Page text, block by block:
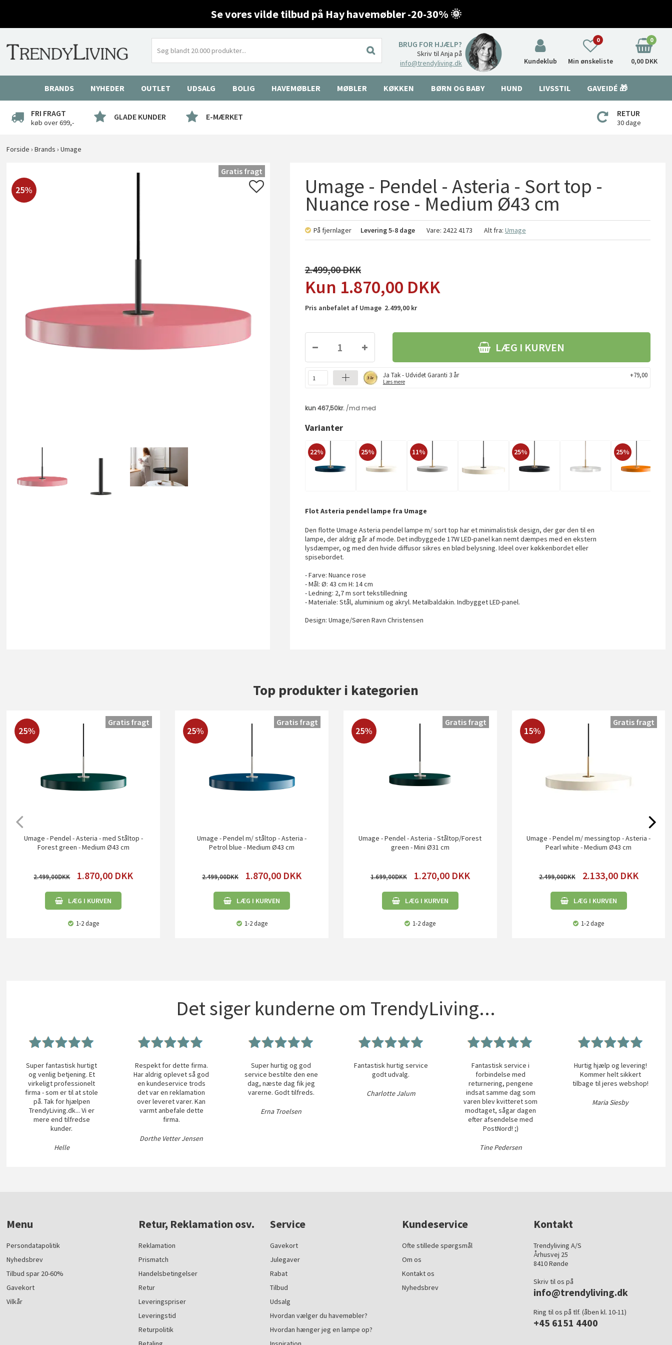
Se vores vilde tilbud på Hay havemøbler -20-30% 🌞
BRUG FOR HJÆLP?
Skriv til Anja på
info@trendyliving.dk
Kundeklub Min ønskeliste
0 0
0,00 DKK
BRANDS NYHEDER OUTLET UDSALG BOLIG HAVEMØBLER MØBLER KØKKEN BØRN OG BABY HUND LIVSSTIL GAVEIDÉ 🎁
FRI FRAGT
køb over 699,-
GLADE KUNDER E-MÆRKET RETUR
30 dage
Forside ›Brands ›Umage
25%
Gratis fragt
Umage - Pendel - Asteria - Sort top -
Nuance rose - Medium Ø43 cm
På fjernlager Levering5-8 dage Vare: 2422 4173 Alt fra: Umage
2.499,00
1.870,00 DKK
Pris anbefalet af Umage 2.499,00 kr
LÆG I KURVEN
Ja Tak - Udvidet Garanti 3 år
Læs mere
+79,00
Varianter
22% 25% 11% 25% 25%
Flot Asteria pendel lampe fra Umage
Den flotte Umage Asteria pendel lampe m/ sort top har et minimalistisk design, der gør den til en
lampe, der aldrig går af mode. Det indbyggede 17W LED-panel kan nemt dæmpes med en ekstern
lysdæmper, og med den hvide diffusor sikres en blød belysning. Ideel over køkkenbordet eller
spisebordet.
- Farve: Nuance rose
- Mål: Ø: 43 cm H: 14 cm
- Ledning: 2,7 m sort tekstilledning
- Materiale: Stål, aluminium og akryl. Metalbaldakin. Indbygget LED-panel.
Design: Umage/Søren Ravn Christensen
Top produkter i kategorien
25%
Umage - Pendel - Asteria - med Ståltop -
Forest green - Medium Ø43 cm
2.499,00 1.870,00 DKK
LÆG I KURVEN
1-2 dage
Gratis fragt
25%
Umage - Pendel m/ ståltop - Asteria -
Petrol blue - Medium Ø43 cm
2.499,00 1.870,00 DKK
LÆG I KURVEN
1-2 dage
Gratis fragt
25%
Umage - Pendel - Asteria - Ståltop/Forest
green - Mini Ø31 cm
1.699,00 1.270,00 DKK
LÆG I KURVEN
1-2 dage
Gratis fragt
15%
Umage - Pendel m/ messingtop - Asteria -
Pearl white - Medium Ø43 cm
2.499,00 2.133,00 DKK
LÆG I KURVEN
1-2 dage
Gratis fragt
Det siger kunderne om TrendyLiving...
Super fantastisk hurtigt
og venlig betjening. Et
virkeligt professionelt
firma - som er til at stole
på. Tak for hjælpen
TrendyLiving.dk... Vi er
mere end tilfredse
kunder.
Helle
Respekt for dette firma.
Har aldrig oplevet så god
en kundeservice trods
det var en reklamation
over leveret varer. Kan
varmt anbefale dette
firma.
Dorthe Vetter Jensen
Super hurtig og god
service bestilte den ene
dag, næste dag fik jeg
varerne. Godt tilfreds.
Erna Troelsen
Fantastisk hurtig service
godt udvalg.
Charlotte Jalum
Fantastisk service i
forbindelse med
returnering, pengene
indsat samme dag som
varen blev kvitteret som
modtaget, sågar dagen
efter afsendelse med
PostNord! ;)
Tine Pedersen
Hurtig hjælp og levering!
Kommer helt sikkert
tilbage til jeres webshop!
Maria Siesby
Menu
Persondatapolitik
Nyhedsbrev
Tilbud spar 20-60%
Gavekort
Vilkår
Retur, Reklamation osv.
Reklamation
Prismatch
Handelsbetingelser
Retur
Leveringspriser
Leveringstid
Returpolitik
Service
Gavekort
Julegaver
Rabat
Tilbud
Udsalg
Hvordan vælger du havemøbler?
Hvordan hænger jeg en lampe op?
Kundeservice
Ofte stillede spørgsmål
Om os
Kontakt os
Nyhedsbrev
Kontakt
Trendyliving A/S
Århusvej 25
8410 Rønde
Skriv til os på
info@trendyliving.dk
Ring til os på tlf. (åben kl. 10-11)
+45 6151 4400